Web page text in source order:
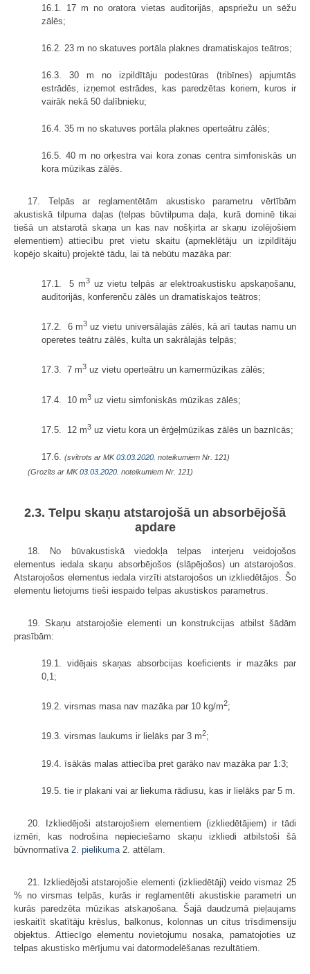
16.1. 17 m no oratora vietas auditorijās, apspriežu un sēžu
zālēs;
16.2. 23 m no skatuves portāla plaknes dramatiskajos teātros;
16.3. 30 m no izpildītāju podestūras (tribīnes) apjumtās
estrādēs, izņemot estrādes, kas paredzētas koriem, kuros ir
vairāk nekā 50 dalībnieku;
16.4. 35 m no skatuves portāla plaknes operteātru zālēs;
16.5. 40 m no orķestra vai kora zonas centra simfoniskās un
kora mūzikas zālēs.
17. Telpās ar reglamentētām akustisko parametru vērtībām
akustiskā tilpuma daļas (telpas būvtilpuma daļa, kurā dominē tikai
tiešā un atstarotā skaņa un kas nav nošķirta ar skaņu izolējošiem
elementiem) attiecību pret vietu skaitu (apmeklētāju un izpildītāju
kopējo skaitu) projektē tādu, lai tā nebūtu mazāka par:
17.1. 5 m3 uz vietu telpās ar elektroakustisku apskaņošanu,
auditorijās, konferenču zālēs un dramatiskajos teātros;
17.2. 6 m3uz vietu universālajās zālēs, kā arī tautas namu un
operetes teātru zālēs, kulta un sakrālajās telpās;
17.3. 7 m3 uz vietu operteātru un kamermūzikas zālēs;
17.4. 10 m3 uz vietu simfoniskās mūzikas zālēs;
17.5. 12 m3 uz vietu kora un ērģeļmūzikas zālēs un baznīcās;
17.6. (svītrots ar MK03.03.2020. noteikumiem Nr. 121)
(Grozīts ar MK03.03.2020. noteikumiem Nr. 121)
2.3. Telpu skaņu atstarojošā un absorbējošā
apdare
18. No būvakustiskā viedokļa telpas interjeru veidojošos
elementus iedala skaņu absorbējošos (slāpējošos) un atstarojošos.
Atstarojošos elementus iedala virzīti atstarojošos un izkliedētājos. Šo
elementu lietojums tieši iespaido telpas akustiskos parametrus.
19. Skaņu atstarojošie elementi un konstrukcijas atbilst šādām
prasībām:
19.1. vidējais skaņas absorbcijas koeficients ir mazāks par
0,1;
19.2. virsmas masa nav mazāka par 10 kg/m2;
19.3. virsmas laukums ir lielāks par 3 m2;
19.4. īsākās malas attiecība pret garāko nav mazāka par 1:3;
19.5. tie ir plakani vai ar liekuma rādiusu, kas ir lielāks par 5 m.
20. Izkliedējoši atstarojošiem elementiem (izkliedētājiem) ir tādi
izmēri, kas nodrošina nepieciešamo skaņu izkliedi atbilstoši šā
būvnormatīva 2. pielikuma 2. attēlam.
21. Izkliedējoši atstarojošie elementi (izkliedētāji) veido vismaz 25
% no virsmas telpās, kurās ir reglamentēti akustiskie parametri un
kurās paredzēta mūzikas atskaņošana. Šajā daudzumā pieļaujams
ieskaitīt skatītāju krēslus, balkonus, kolonnas un citus trīsdimensiju
objektus. Attiecīgo elementu novietojumu nosaka, pamatojoties uz
telpas akustisko mērījumu vai datormodelēšanas rezultātiem.